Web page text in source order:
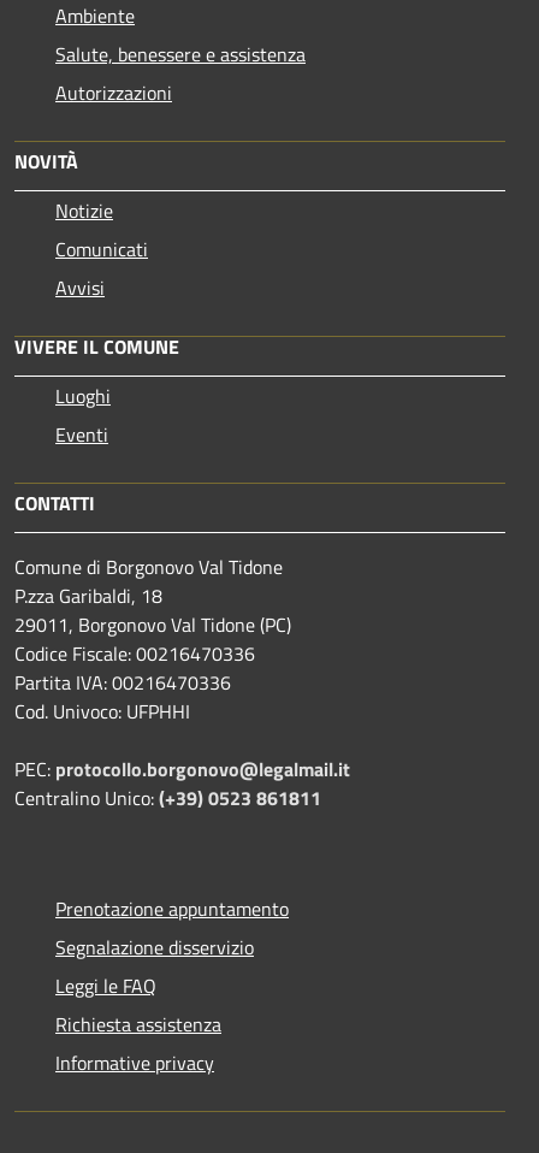
Ambiente
Salute, benessere e assistenza
Autorizzazioni
NOVITÀ
Notizie
Comunicati
Avvisi
VIVERE IL COMUNE
Luoghi
Eventi
CONTATTI
Comune di Borgonovo Val Tidone
P.zza Garibaldi, 18
29011, Borgonovo Val Tidone (PC)
Codice Fiscale: 00216470336
Partita IVA: 00216470336
Cod. Univoco: UFPHHI
PEC: protocollo.borgonovo@legalmail.it
Centralino Unico:(+39) 0523 861811
Prenotazione appuntamento
Segnalazione disservizio
Leggi le FAQ
Richiesta assistenza
Informative privacy